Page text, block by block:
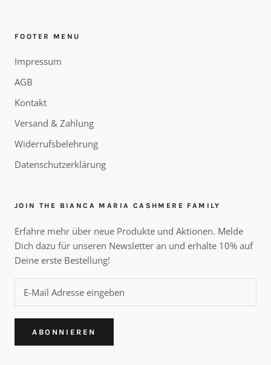
FOOTER MENU
Impressum
AGB
Kontakt
Versand & Zahlung
Widerrufsbelehrung
Datenschutzerklärung
JOIN THE BIANCA MARIA CASHMERE FAMILY
Erfahre mehr über neue Produkte und Aktionen. Melde
Dich dazu für unseren Newsletter an und erhalte 10% auf
Deine erste Bestellung!
ABONNIEREN